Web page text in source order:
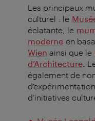
Les principaux
culturel : le
éclatante, le
moderne en
Wien ainsi que le
d’Architecture.
également de
d’initiatives